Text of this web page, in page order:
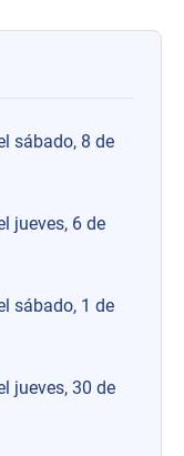
sábado, 8 de
jueves, 6 de
sábado, 1 de
jueves, 30 de